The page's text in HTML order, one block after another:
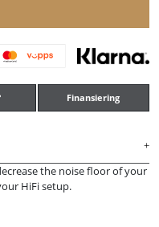
Finansiering
the noise floor of your
HiFi setup.